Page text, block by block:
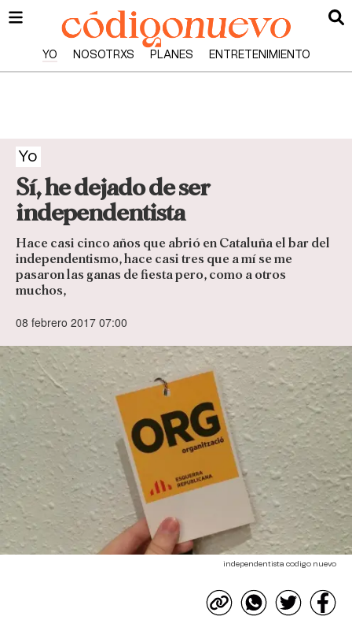
YO NOSOTRXS PLANES ENTRETENIMIENTO
Yo
Sí, he dejado de ser
independentista
Hace casi cinco años que abrió en Cataluña el bar del
independentismo, hace casi tres que a mí se me
pasaron las ganas de fiesta pero, como a otros
muchos,
08 febrero 2017 07:00
independentista codigo nuevo